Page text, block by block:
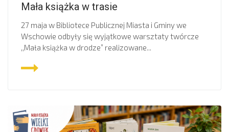
Mała książka w trasie
27 maja w Bibliotece Publicznej Miasta i Gminy we
Wschowie odbyły się wyjątkowe warsztaty twórcze
,,Mała książka w drodze” realizowane...